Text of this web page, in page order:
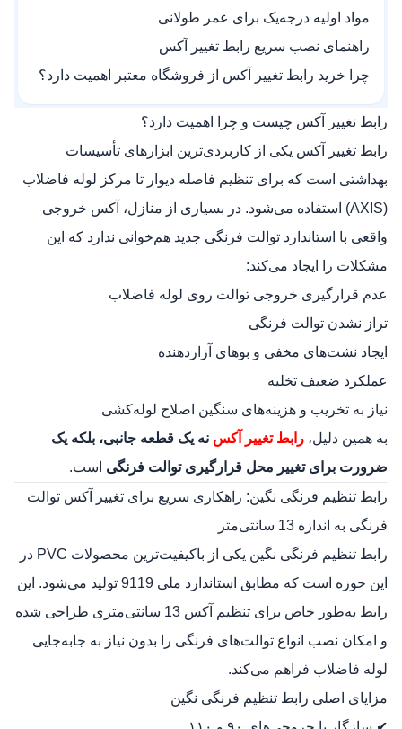
مواد اولیه درجه‌یک برای عمر طولانی
راهنمای نصب سریع رابط تغییر آکس
چرا خرید رابط تغییر آکس از فروشگاه معتبر اهمیت دارد؟
رابط تغییر آکس چیست و چرا اهمیت دارد؟
رابط تغییر آکس یکی از کاربردی‌ترین ابزارهای تأسیسات
بهداشتی است که برای تنظیم فاصله دیوار تا مرکز لوله فاضلاب
(AXIS) استفاده می‌شود. در بسیاری از منازل، آکس خروجی
واقعی با استاندارد توالت فرنگی جدید هم‌خوانی ندارد که این
مشکلات را ایجاد می‌کند:
عدم قرارگیری خروجی توالت روی لوله فاضلاب
تراز نشدن توالت فرنگی
ایجاد نشت‌های مخفی و بوهای آزاردهنده
عملکرد ضعیف تخلیه
نیاز به تخریب و هزینه‌های سنگین اصلاح لوله‌کشی
به همین دلیل، رابط تغییر آکس نه یک قطعه جانبی، بلکه یک
ضرورت برای تغییر محل قرارگیری توالت فرنگی است.
رابط تنظیم فرنگی نگین: راهکاری سریع برای تغییر آکس توالت
فرنگی به اندازه 13 سانتی‌متر
رابط تنظیم فرنگی نگین یکی از باکیفیت‌ترین محصولات PVC در
این حوزه است که مطابق استاندارد ملی 9119 تولید می‌شود. این
رابط به‌طور خاص برای تنظیم آکس 13 سانتی‌متری طراحی شده
و امکان نصب انواع توالت‌های فرنگی را بدون نیاز به جابه‌جایی
لوله فاضلاب فراهم می‌کند.
مزایای اصلی رابط تنظیم فرنگی نگین